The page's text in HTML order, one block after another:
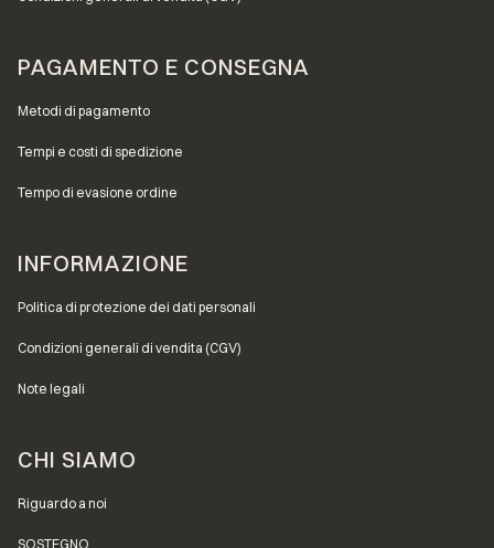
PAGAMENTO E CONSEGNA
Metodi di pagamento
Tempi e costi di spedizione
Tempo di evasione ordine
INFORMAZIONE
Politica di protezione dei dati personali
Condizioni generali di vendita (CGV)
Note legali
CHI SIAMO
Riguardo a noi
SOSTEGNO